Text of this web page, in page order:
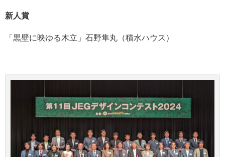
新人賞
「黒壁に映ゆる木立」石野隼丸（積水ハウス）